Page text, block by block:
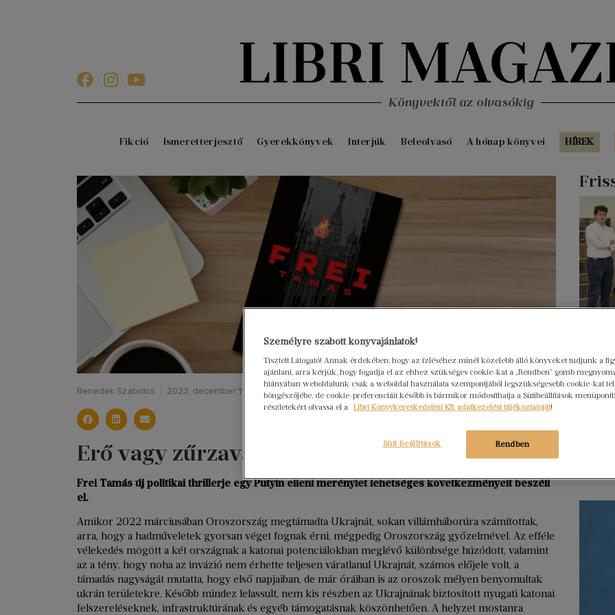
Könyvektől az olvasókig
Fikció Ismeretterjesztő Gyerekkönyvek Interjúk Beleolvasó A hónap könyvei HÍREK
Benedek Szabolcs 2023. december 19.
Erő vagy zűrzavar?
Frei Tamás új politikai thrillerje egy Putyin elleni merénylet lehetséges következményeit beszéli
el.
Amikor 2022 márciusában Oroszország megtámadta Ukrajnát, sokan villámháborúra számítottak,
arra, hogy a hadműveletek gyorsan véget fognak érni, mégpedig Oroszország győzelmével. Az efféle
vélekedés mögött a két országnak a katonai potenciálokban meglévő különbsége húzódott, valamint
az a tény, hogy noha az invázió nem érhette teljesen váratlanul Ukrajnát, számos előjele volt, a
támadás nagyságát mutatta, hogy első napjaiban, de már óráiban is az oroszok mélyen benyomultak
ukrán területekre. Később mindez lelassult, nem kis részben az Ukrajnának biztosított nyugati katonai
felszereléseknek, infrastruktúrának és egyéb támogatásnak köszönhetően. A helyzet mostanra
Libri
2026.
Egy
nem
Személyre szabott könyvajánlatok!
Tisztelt Látogató! Annak érdekében, hogy az ízléséhez minél közelebb álló könyveket tudjunk a
ajánlani, arra kérjük, hogy fogadja el az ehhez szükséges cookie-kat a „Rendben” gomb
hiányában weboldalunk csak a weboldal használata szempontjából legszükségesebb cookie-kat
böngészőjébe, de cookie-preferenciáit később is bármikor módosíthatja a Sütibeállítások
részletekért olvassa el a Libri Könyvkereskedelmi Kft. adatkezelési tájékoztatóját!
Rendben
Süti beállítások